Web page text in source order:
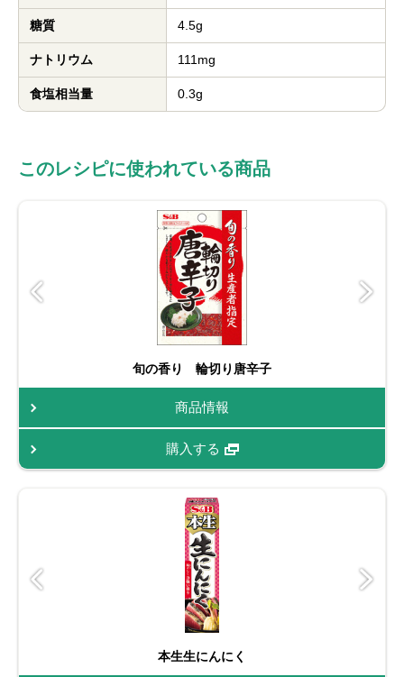
糖質 4.5g
ナトリウム 111mg
食塩相当量 0.3g
このレシピに使われている商品
旬の香り 輪切り唐辛子
商品情報
購入する
本生生にんにく